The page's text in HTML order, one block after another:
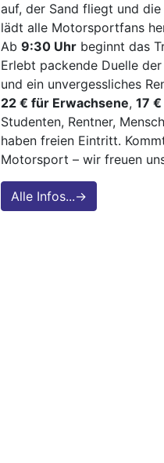
auf, der Sand fliegt und
lädt alle Motorsportfans
Ab 9:30 Uhr beginnt das
Erlebt packende Duelle
und ein unvergessliches
22 € für Erwachsene, 17
Studenten, Rentner,
haben freien Eintritt.
Motorsport – wir freuen
Alle Infos...→